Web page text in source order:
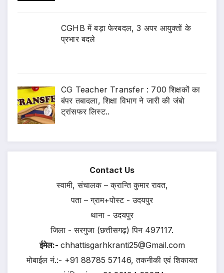
CGHB में बड़ा फेरबदल, 3 अपर आयुक्तों के
प्रभार बदले
CG Teacher Transfer : 700 शिक्षकों का
बंपर तबादला, शिक्षा विभाग ने जारी की जंबो
ट्रांसफर लिस्ट..
Contact Us
स्वामी, संचालक – क्रान्ति कुमार रावत,
पता – ग्राम+पोस्ट - उदयपुर
थाना - उदयपुर
जिला - सरगुजा (छत्तीसगढ़) पिन 497117.
ईमेल:- chhattisgarhkranti25@Gmail.com
मोबाईल नं.:- +91 88785 57146, तकनीकी एवं शिकायत